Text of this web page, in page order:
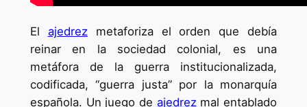
El ajedrez metaforiza el orden que debía
reinar en la sociedad colonial, es una
metáfora de la guerra institucionalizada,
codificada, “guerra justa” por la monarquía
española. Un juego de ajedrez mal entablado